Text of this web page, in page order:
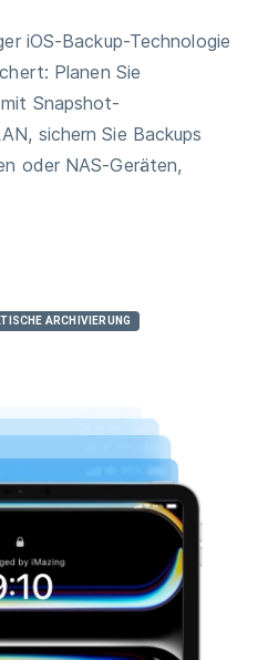
iOS-Backup-Technologie
Planen Sie
Snapshot-
sichern Sie Backups
oder NAS-Geräten,
ARCHIVIERUNG